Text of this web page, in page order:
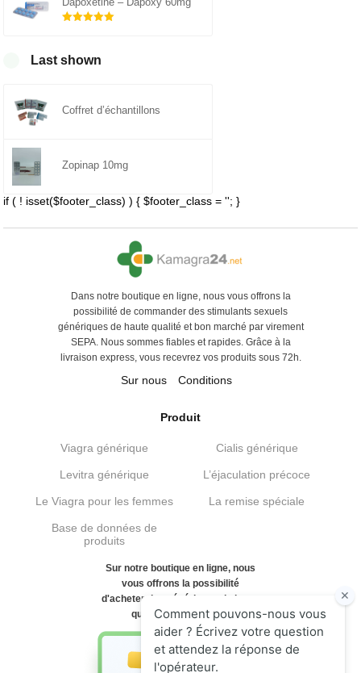
Last shown
Coffret d’échantillons
Zopinap 10mg
if ( ! isset($footer_class) ) { $footer_class = ''; }
Dans notre boutique en ligne, nous vous offrons la
possibilité de commander des stimulants sexuels
génériques de haute qualité et bon marché par virement
SEPA. Nous sommes fiables et rapides. Grâce à la
livraison express, vous recevrez vos produits sous 72h.
Sur nous Conditions
Produit
Viagra générique Cialis générique
Levitra générique L’éjaculation précoce
Le Viagra pour les femmes La remise spéciale
Base de données de
produits
Sur notre boutique en ligne, nous
vous offrons la possibilité
d'acheter des génériques de haute
qualité et bon marché